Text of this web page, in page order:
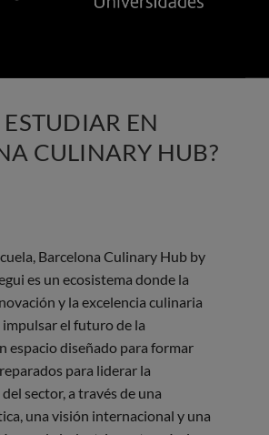
EN
CULINARY HUB?
Barcelona Culinary Hub by
es un ecosistema donde la
y la excelencia culinaria
el futuro de la
espacio diseñado para formar
para liderar la
sector, a través de una
una visión internacional y una